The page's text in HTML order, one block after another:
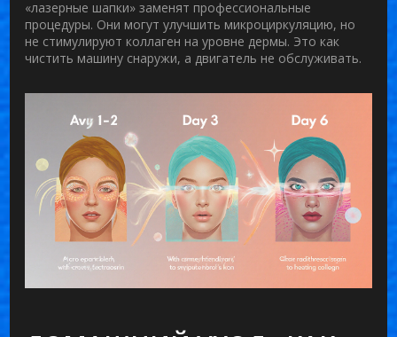
«лазерные шапки» заменят профессиональные
процедуры. Они могут улучшить микроциркуляцию, но
не стимулируют коллаген на уровне дермы. Это как
чистить машину снаружи, а двигатель не обслуживать.